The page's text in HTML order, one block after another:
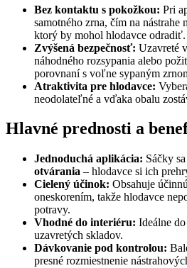
Bez kontaktu s pokožkou: Pri
samotného zrna, čím na nástrahe
ktorý by mohol hlodavce odradiť.
Zvýšená bezpečnosť: Uzavreté
náhodného rozsypania alebo
porovnaní s voľne sypaným
Atraktivita pre hlodavce:
neodolateľné a vďaka obalu
Hlavné prednosti a
Jednoduchá aplikácia: Sáčky
otvárania – hlodavce si ich
Cielený účinok: Obsahuje
oneskorením, takže hlodavce
potravy.
Vhodné do interiéru: Ideálne
uzavretých skladov.
Dávkovanie pod kontrolou:
presné rozmiestnenie